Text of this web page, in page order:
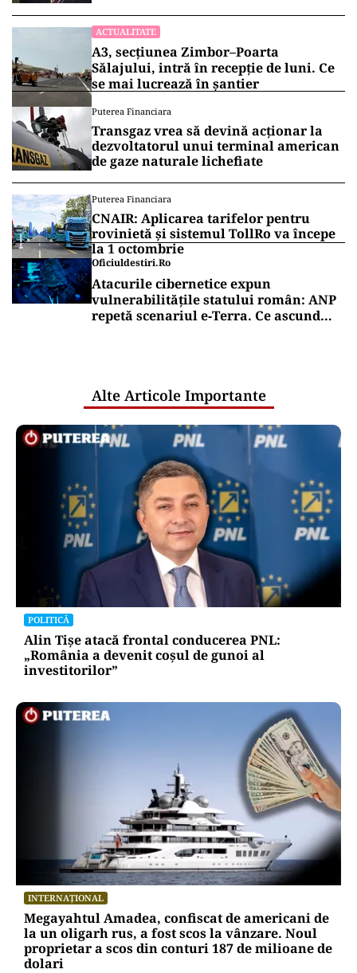
ACTUALITATE
A3, secțiunea Zimbor–Poarta
Sălajului, intră în recepție de luni. Ce
se mai lucrează în șantier
Puterea Financiara
Transgaz vrea să devină acționar la
dezvoltatorul unui terminal american
de gaze naturale lichefiate
Puterea Financiara
CNAIR: Aplicarea tarifelor pentru
rovinietă și sistemul TollRo va începe
la 1 octombrie
Oficiuldestiri.ro
Atacurile cibernetice expun
vulnerabilitățile statului român: ANP
repetă scenariul e‑Terra. Ce ascund
Alte Articole Importante
POLITICĂ
Alin Tișe atacă frontal conducerea PNL:
„România a devenit coșul de gunoi al
investitorilor”
INTERNAȚIONAL
Megayahtul Amadea, confiscat de americani de
la un oligarh rus, a fost scos la vânzare. Noul
proprietar a scos din conturi 187 de milioane de
dolari